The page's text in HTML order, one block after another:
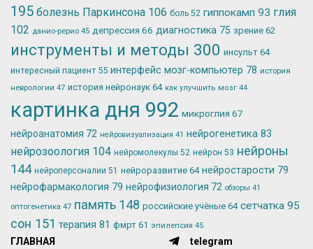
195 болезнь Паркинсона 106 боль 52 гиппокамп 93 глия
102 данио-рерио 45 депрессия 66 диагностика 75 зрение 62
инструменты и методы 300 инсульт 64
интересный пациент 55 интерфейс мозг-компьютер 78 история
неврологии 47 история нейронаук 64 как улучшить мозг 44
картинка дня 992 микроглия 67
нейроанатомия 72 нейровизуализация 41 нейрогенетика 83
нейрозоология 104 нейромолекулы 52 нейрон 53 нейроны
144 нейроперсоналии 51 нейроразвитие 64 нейростарости 79
нейрофармакология 79 нейрофизиология 72 обзоры 41
оптогенетика 47 память 148 российские учёные 64 сетчатка 95
сон 151 терапия 81 фмрт 61 эпилепсия 45
ГЛАВНАЯ telegram